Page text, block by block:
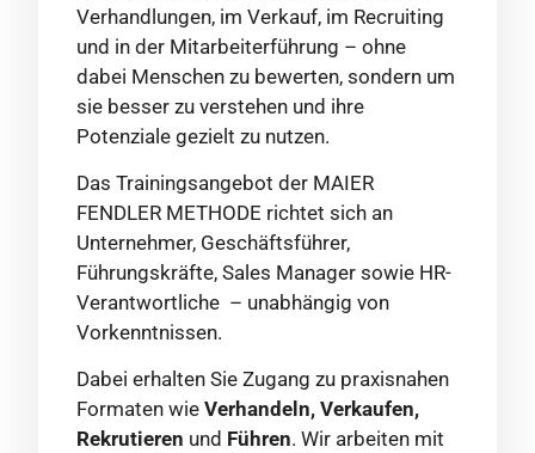
Verhandlungen, im Verkauf, im Recruiting
und in der Mitarbeiterführung – ohne
dabei Menschen zu bewerten, sondern um
sie besser zu verstehen und ihre
Potenziale gezielt zu nutzen.
Das Trainingsangebot der MAIER
FENDLER METHODE richtet sich an
Unternehmer, Geschäftsführer,
Führungskräfte, Sales Manager sowie HR-
Verantwortliche – unabhängig von
Vorkenntnissen.
Dabei erhalten Sie Zugang zu praxisnahen
Formaten wie Verhandeln, Verkaufen,
Rekrutieren und Führen. Wir arbeiten mit